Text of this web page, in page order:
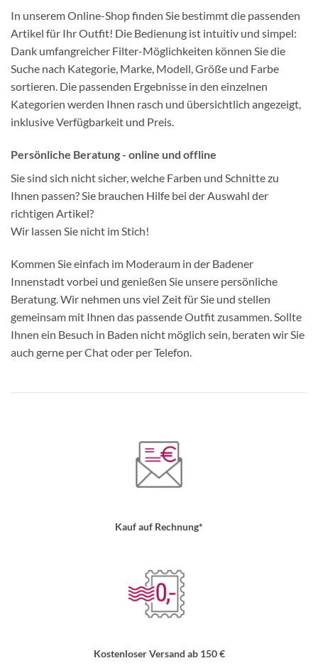
In unserem Online-Shop finden Sie bestimmt die passenden
Artikel für Ihr Outfit! Die Bedienung ist intuitiv und simpel:
Dank umfangreicher Filter-Möglichkeiten können Sie die
Suche nach Kategorie, Marke, Modell, Größe und Farbe
sortieren. Die passenden Ergebnisse in den einzelnen
Kategorien werden Ihnen rasch und übersichtlich angezeigt,
inklusive Verfügbarkeit und Preis.
Persönliche Beratung - online und offline
Sie sind sich nicht sicher, welche Farben und Schnitte zu
Ihnen passen? Sie brauchen Hilfe bei der Auswahl der
richtigen Artikel?
Wir lassen Sie nicht im Stich!
Kommen Sie einfach im Moderaum in der Badener
Innenstadt vorbei und genießen Sie unsere persönliche
Beratung. Wir nehmen uns viel Zeit für Sie und stellen
gemeinsam mit Ihnen das passende Outfit zusammen. Sollte
Ihnen ein Besuch in Baden nicht möglich sein, beraten wir Sie
auch gerne per Chat oder per Telefon.
Kauf auf Rechnung*
Kostenloser Versand ab 150 €